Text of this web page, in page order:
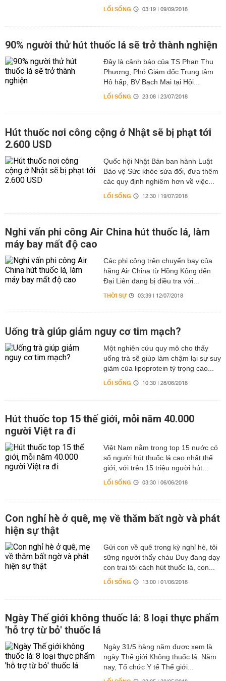
LỐI SỐNG 03:19 | 09/09/2018
90% người thử hút thuốc lá sẽ trở thành nghiện
​Đây là cảnh báo của TS Phan Thu
Phương, Phó Giám đốc Trung tâm
Hô hấp, BV Bạch Mai tại Hội...
LỐI SỐNG 23:08 | 23/07/2018
Hút thuốc nơi công cộng ở Nhật sẽ bị phạt tới
2.600 USD
Quốc hội Nhật Bản ban hành Luật
Bảo vệ Sức khỏe sửa đổi, đưa thêm
các quy định nghiêm hơn về việc...
LỐI SỐNG 12:30 | 19/07/2018
Nghi vấn phi công Air China hút thuốc lá, làm
máy bay mất độ cao
Các phi công trên chuyến bay của
hãng Air China từ Hồng Kông đến
Đại Liên đang bị điều tra với...
THỜI SỰ 03:39 | 12/07/2018
Uống trà giúp giảm nguy cơ tim mạch?
Một nghiên cứu quy mô cho thấy
uống trà sẽ giúp làm chậm lại sự suy
giảm của lipoprotein tỷ trọng cao...
LỐI SỐNG 10:30 | 28/06/2018
Hút thuốc top 15 thế giới, mỗi năm 40.000
người Việt ra đi
Việt Nam nằm trong top 15 nước có
số người hút thuốc lá cao nhất thế
giới, với trên 15 triệu người hút...
LỐI SỐNG 03:30 | 06/06/2018
Con nghỉ hè ở quê, mẹ về thăm bất ngờ và phát
hiện sự thật
Gửi con về quê trong kỳ nghỉ hè, tôi
sững người thấy cháu Duy đang dạy
con trai tôi cách hút thuốc lá, con...
LỐI SỐNG 13:00 | 01/06/2018
Ngày Thế giới không thuốc lá: 8 loại thực phẩm
'hỗ trợ từ bỏ' thuốc lá
Ngày 31/5 hàng năm được xem là
ngày Thế giới Không thuốc lá. Năm
nay, Tổ chức Y tế Thế giới...